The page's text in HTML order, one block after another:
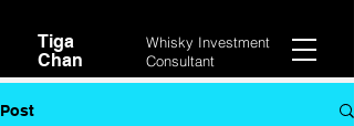
Tiga
Chan
Whisky Investment
Consultant
Post